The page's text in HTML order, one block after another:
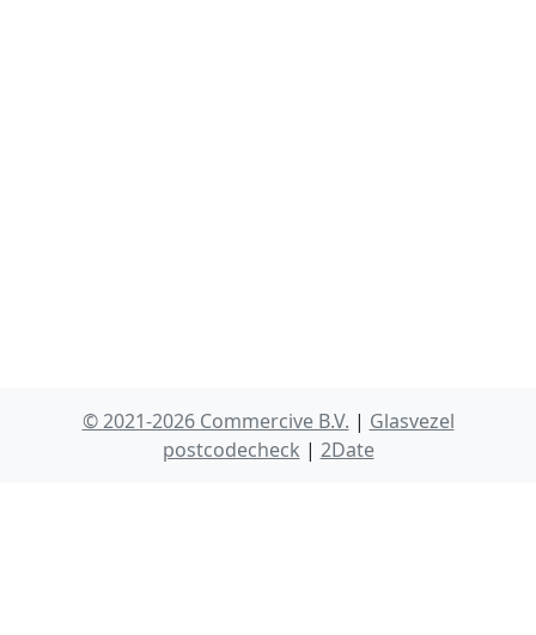
© 2021-2026 Commercive B.V. | Glasvezel
postcodecheck | 2Date